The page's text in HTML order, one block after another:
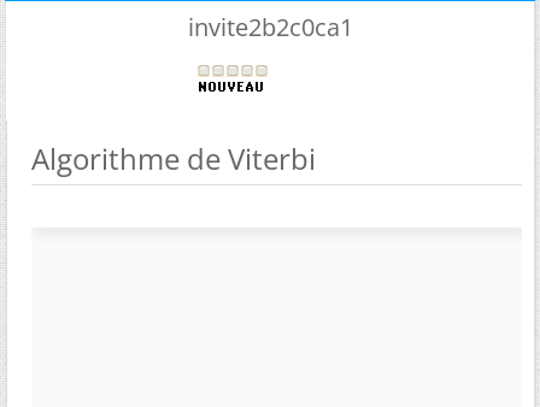
invite2b2c0ca1
Algorithme de Viterbi